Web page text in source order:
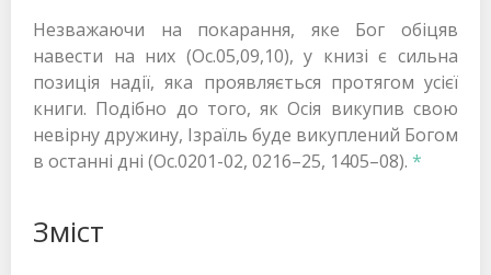
Незважаючи на покарання, яке Бог обіцяв
навести на них (Ос.05,09,10), у книзі є сильна
позиція надії, яка проявляється протягом усієї
книги. Подібно до того, як Осія викупив свою
невірну дружину, Ізраїль буде викуплений Богом
в останні дні (Ос.0201-02, 0216–25, 1405–08). *
Зміст